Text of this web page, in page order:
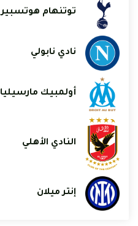
توتنهام هوتسبير
نادي نابولي
أولمبيك مارسيليا
النادي الأهلي
إنتر ميلان